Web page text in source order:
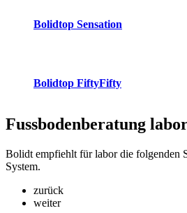
Bolidtop Sensation
Bolidtop FiftyFifty
Fussbodenberatung
Bolidt empfiehlt für labor die folgenden
System.
zurück
weiter